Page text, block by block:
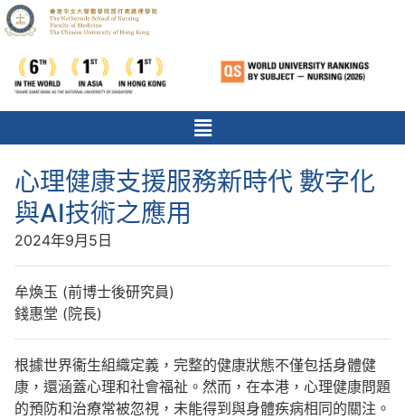
心理健康支援服務新時代 數字化
與AI技術之應用
2024年9月5日
牟煥玉 (前博士後研究員)
錢惠堂 (院長)
根據世界衞生組織定義，完整的健康狀態不僅包括身體健
康，還涵蓋心理和社會福祉。然而，在本港，心理健康問題
的預防和治療常被忽視，未能得到與身體疾病相同的關注。